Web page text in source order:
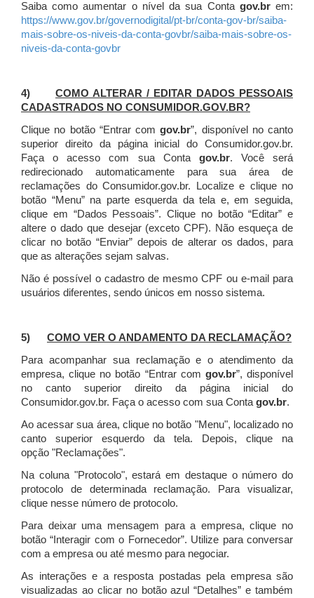
Saiba como aumentar o nível da sua Conta gov.brem:
https://www.gov.br/governodigital/pt-br/conta-gov-br/saiba-
mais-sobre-os-niveis-da-conta-govbr/saiba-mais-sobre-os-
niveis-da-conta-govbr
4) COMO ALTERAR / EDITAR DADOS PESSOAIS
CADASTRADOS NO CONSUMIDOR.GOV.BR?
Clique no botão “Entrar comgov.br”, disponível no canto
superior direito da página inicial do Consumidor.gov.br.
Faça o acesso com sua Conta gov.br. Você será
redirecionado automaticamente para sua área de
reclamações do Consumidor.gov.br.
Localize e clique no
botão “Menu” na parte esquerda da tela e, em seguida,
clique em “Dados Pessoais”. Clique no botão “Editar” e
altere o dado que desejar (exceto CPF). Não esqueça de
clicar no botão “Enviar” depois de alterar os dados, para
que as alterações sejam salvas.
Não é possível o cadastro de mesmo CPF ou e-mail para
usuários diferentes, sendo únicos em nosso sistema.
5) COMO VER O ANDAMENTO DA RECLAMAÇÃO?
Para acompanhar sua reclamação e o atendimento da
empresa, clique no botão “Entrar com gov.br”, disponível
no canto superior direito da página inicial do
Consumidor.gov.br. Faça o acesso com sua Contagov.br.
Ao acessar sua área, clique no botão "Menu", localizado no
canto superior esquerdo da tela. Depois, clique na
opção "Reclamações".
Na coluna "Protocolo", estará em destaque o número do
protocolo de determinada reclamação. Para visualizar,
clique nesse número de protocolo.
Para deixar uma mensagem para a empresa, clique no
botão “Interagir com o Fornecedor”. Utilize para conversar
com a empresa ou até mesmo para negociar.
As interações e a resposta postadas pela empresa são
visualizadas ao clicar no botão azul “Detalhes” e também